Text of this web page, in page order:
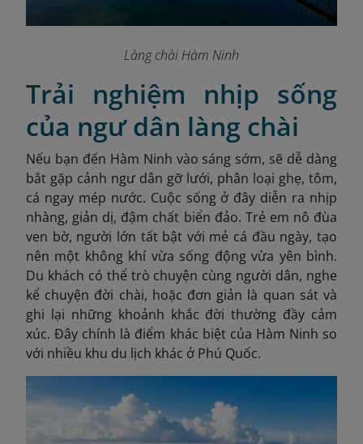
Làng chài Hàm Ninh
Trải nghiệm nhịp sống
của ngư dân làng chài
Nếu bạn đến Hàm Ninh vào sáng sớm, sẽ dễ dàng
bắt gặp cảnh ngư dân gỡ lưới, phân loại ghẹ, tôm,
cá ngay mép nước. Cuộc sống ở đây diễn ra nhịp
nhàng, giản dị, đậm chất biển đảo. Trẻ em nô đùa
ven bờ, người lớn tất bật với mẻ cá đầu ngày, tạo
nên một không khí vừa sống động vừa yên bình.
Du khách có thể trò chuyện cùng người dân, nghe
kể chuyện đời chài, hoặc đơn giản là quan sát và
ghi lại những khoảnh khắc đời thường đầy cảm
xúc. Đây chính là điểm khác biệt của Hàm Ninh so
với nhiều khu du lịch khác ở Phú Quốc.